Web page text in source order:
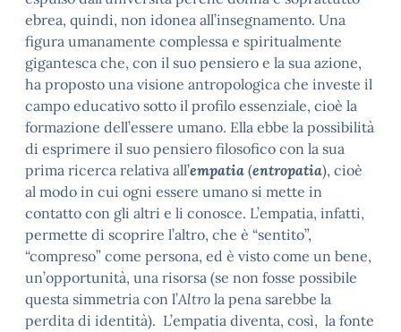
ebrea, quindi, non idonea all’insegnamento. Una
figura umanamente complessa e spiritualmente
gigantesca che, con il suo pensiero e la sua azione,
ha proposto una visione antropologica che investe il
campo educativo sotto il profilo essenziale, cioè la
formazione dell’essere umano. Ella ebbe la possibilità
di esprimere il suo pensiero filosofico con la sua
prima ricerca relativa all’empatia (entropatia), cioè
al modo in cui ogni essere umano si mette in
contatto con gli altri e li conosce. L’empatia, infatti,
permette di scoprire l’altro, che è “sentito”,
“compreso” come persona, ed è visto come un bene,
un’opportunità, una risorsa (se non fosse possibile
questa simmetria con l’Altro la pena sarebbe la
perdita di identità). L’empatia diventa, così, la fonte